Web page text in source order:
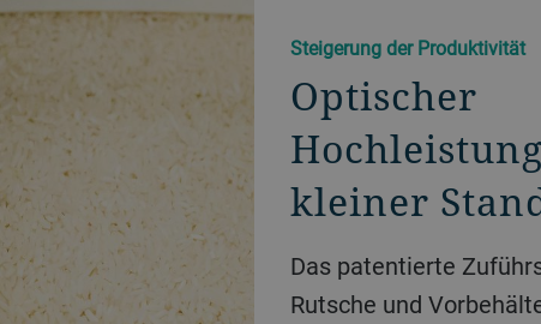
Steigerung der Produktivität
Optischer
kleiner
Das patentierte
Rutsche und